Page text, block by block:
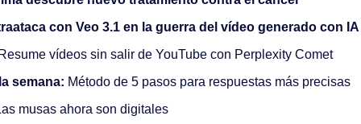
con Veo 3.1 en la guerra del vídeo generado con IA
vídeos sin salir de YouTube con Perplexity Comet
semana: Método de 5 pasos para respuestas más precisas
musas ahora son digitales